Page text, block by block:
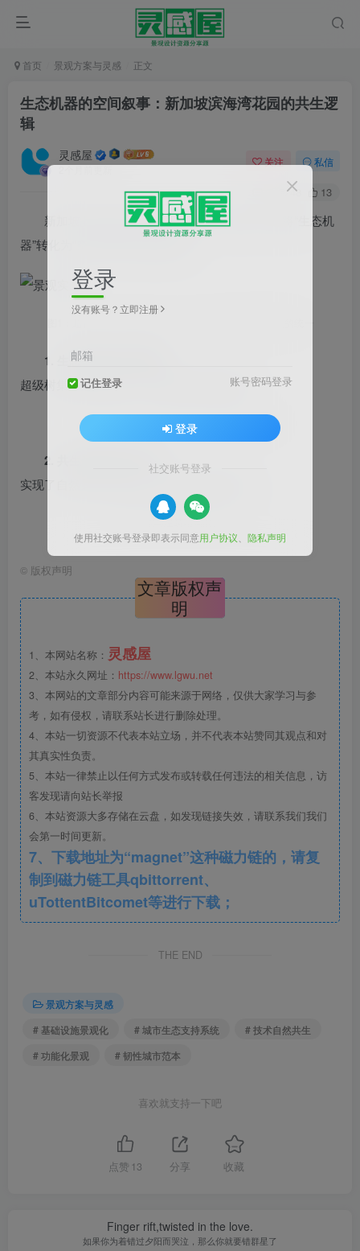
首页 景观方案与灵感 正文
生态机器的空间叙事：新加坡滨海湾花园的共生逻
辑
灵感屋
2个月前更新
关注 私信
48 13
新加坡滨海湾花园（Gardens by the Bay）是将“生态机
器”转化为“空间叙事”的极致案例。
1. 生态机器的空间叙事
超级树集成光伏发电、雨水收集和通风系统。
图2：云雾林（Cloud Forest）的纵向空间剖面
2. 共生逻辑与城市共存
实现了自然景观与极端人造环境的和谐共生。
图3：植物与建筑结构的共生细节
© 版权声明
文章版权声
明
1、本网站名称： 灵感屋
2、本站永久网址： https://www.lgwu.net
3、本网站的文章部分内容可能来源于网络，仅供大家学习与参
考，如有侵权，请联系站长进行删除处理。
4、本站一切资源不代表本站立场，并不代表本站赞同其观点和对
其真实性负责。
5、本站一律禁止以任何方式发布或转载任何违法的相关信息，访
客发现请向站长举报
6、本站资源大多存储在云盘，如发现链接失效，请联系我们我们
会第一时间更新。
7、下载地址为“magnet”这种磁力链的，请复
制到磁力链工具qbittorrent、
uTottentBitcomet等进行下载；
THE END
景观方案与灵感
# 基础设施景观化
# 城市生态支持系统
# 技术自然共生
# 功能化景观
# 韧性城市范本
喜欢就支持一下吧
点赞 13 分享 收藏
Finger rift,twisted in the love.
如果你为着错过夕阳而哭泣，那么你就要错群星了
登录
没有账号？立即注册
邮箱
记住登录 账号密码登录
登录
社交账号登录
使用社交账号登录即表示同意用户协议 隐私声明